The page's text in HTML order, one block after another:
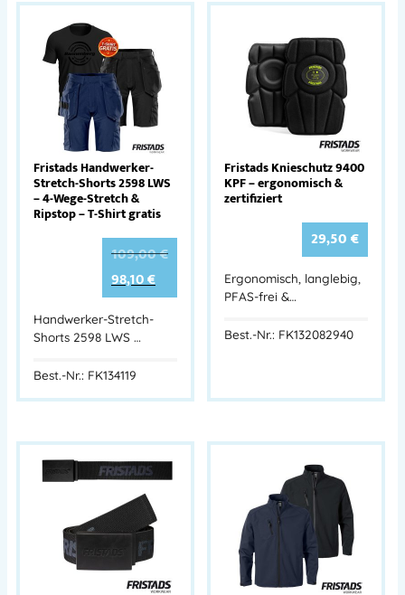
Fristads Handwerker-
Stretch-Shorts 2598 LWS
– 4-Wege-Stretch &
Ripstop – T-Shirt gratis
109,00€
98,10€
Handwerker-Stretch-
Shorts 2598 LWS …
Best.-Nr.: FK134119
Fristads Knieschutz 9400
KPF – ergonomisch &
zertifiziert
29,50€
Ergonomisch, langlebig,
PFAS-frei &…
Best.-Nr.: FK132082940